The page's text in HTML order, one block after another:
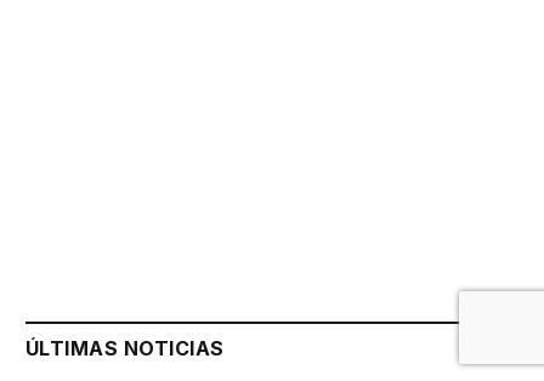
ÚLTIMAS NOTICIAS